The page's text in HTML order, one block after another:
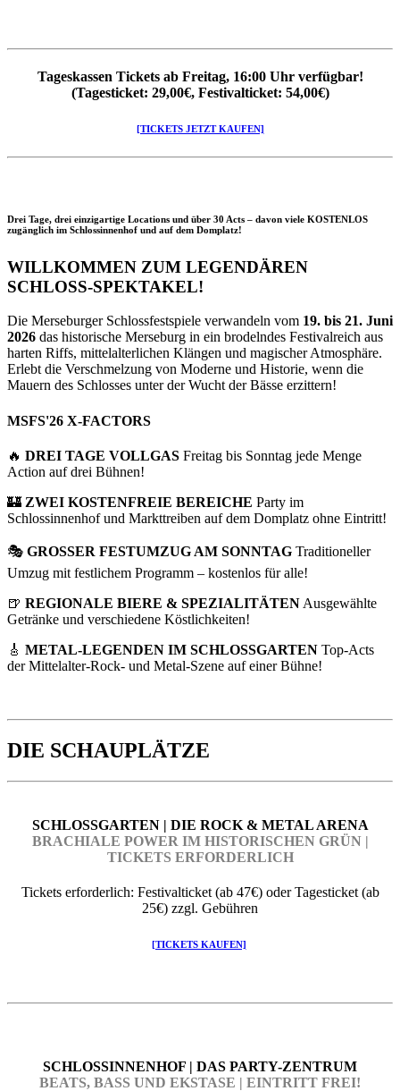
Tageskassen Tickets ab Freitag, 16:00 Uhr verfügbar!
(Tagesticket: 29,00€, Festivalticket: 54,00€)
[TICKETS JETZT KAUFEN]
Drei Tage, drei einzigartige Locations und über 30 Acts – davon viele KOSTENLOS
zugänglich im Schlossinnenhof und auf dem Domplatz!
WILLKOMMEN ZUM LEGENDÄREN
SCHLOSS-SPEKTAKEL!
Die Merseburger Schlossfestspiele verwandeln vom 19. bis 21. Juni
2026 das historische Merseburg in ein brodelndes Festivalreich aus
harten Riffs, mittelalterlichen Klängen und magischer Atmosphäre.
Erlebt die Verschmelzung von Moderne und Historie, wenn die
Mauern des Schlosses unter der Wucht der Bässe erzittern!
MSFS'26 X-FACTORS
🔥 DREI TAGE VOLLGAS Freitag bis Sonntag jede Menge
Action auf drei Bühnen!
🏰 ZWEI KOSTENFREIE BEREICHE Party im
Schlossinnenhof und Markttreiben auf dem Domplatz ohne Eintritt!
🎭 GROSSER FESTUMZUG AM SONNTAG Traditioneller
Umzug mit festlichem Programm – kostenlos für alle!
🍺 REGIONALE BIERE & SPEZIALITÄTEN Ausgewählte
Getränke und verschiedene Köstlichkeiten!
🎸 METAL-LEGENDEN IM SCHLOSSGARTEN Top-Acts
der Mittelalter-Rock- und Metal-Szene auf einer Bühne!
DIE SCHAUPLÄTZE
SCHLOSSGARTEN | DIE ROCK & METAL ARENA
BRACHIALE POWER IM HISTORISCHEN GRÜN |
TICKETS ERFORDERLICH
Tickets erforderlich: Festivalticket (ab 47€) oder Tagesticket (ab
25€) zzgl. Gebühren
[TICKETS KAUFEN]
SCHLOSSINNENHOF | DAS PARTY-ZENTRUM
BEATS, BASS UND EKSTASE | EINTRITT FREI!